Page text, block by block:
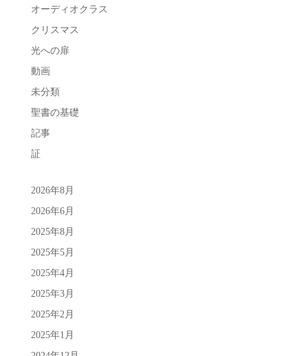
オーディオクラス
クリスマス
光への扉
動画
未分類
聖書の基礎
記事
証
2026年8月
2026年6月
2025年8月
2025年5月
2025年4月
2025年3月
2025年2月
2025年1月